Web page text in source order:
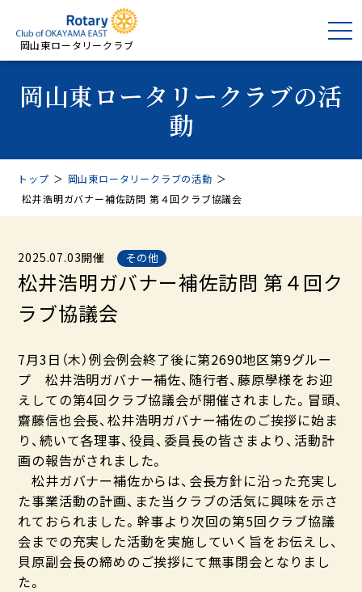
岡山東ロータリークラブ
岡山東ロータリークラブの活
動
トップ ＞ 岡山東ロータリークラブの活動 ＞
松井浩明ガバナー補佐訪問 第４回クラブ協議会
2025.07.03開催 その他
松井浩明ガバナー補佐訪問 第４回ク
ラブ協議会
7月3日（木）例会例会終了後に第2690地区第9グルー
プ 松井浩明ガバナー補佐、随行者、藤原學様をお迎
えしての第4回クラブ協議会が開催されました。冒頭、
齋藤信也会長、松井浩明ガバナー補佐のご挨拶に始ま
り、続いて各理事、役員、委員長の皆さまより、活動計
画の報告がされました。
松井ガバナー補佐からは、会長方針に沿った充実し
た事業活動の計画、また当クラブの活気に興味を示さ
れておられました。幹事より次回の第5回クラブ協議
会までの充実した活動を実施していく旨をお伝えし、
貝原副会長の締めのご挨拶にて無事閉会となりまし
た。